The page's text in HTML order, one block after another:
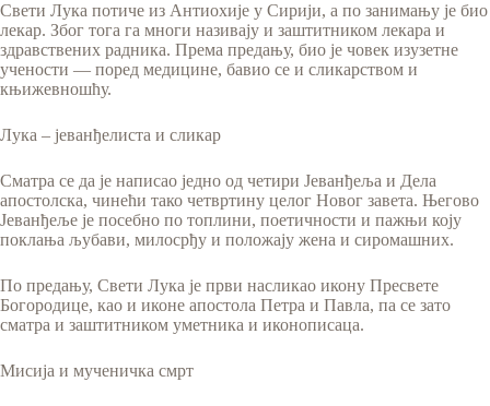
Свети Лука потиче из Антиохије у Сирији, а по занимању је био
лекар. Због тога га многи називају и заштитником лекара и
здравствених радника. Према предању, био је човек изузетне
учености — поред медицине, бавио се и сликарством и
књижевношћу.
Лука – јеванђелиста и сликар
Сматра се да је написао једно од четири Јеванђеља и Дела
апостолска, чинећи тако четвртину целог Новог завета. Његово
Јеванђеље је посебно по топлини, поетичности и пажњи коју
поклања љубави, милосрђу и положају жена и сиромашних.
По предању, Свети Лука је први насликао икону Пресвете
Богородице, као и иконе апостола Петра и Павла, па се зато
сматра и заштитником уметника и иконописаца.
Мисија и мученичка смрт